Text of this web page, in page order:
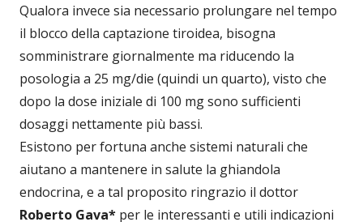
Qualora invece sia necessario prolungare nel tempo
il blocco della captazione tiroidea, bisogna
somministrare giornalmente ma riducendo la
posologia a 25 mg/die (quindi un quarto), visto che
dopo la dose iniziale di 100 mg sono sufficienti
dosaggi nettamente più bassi.
Esistono per fortuna anche sistemi naturali che
aiutano a mantenere in salute la ghiandola
endocrina, e a tal proposito ringrazio il dottor
Roberto Gava* per le interessanti e utili indicazioni